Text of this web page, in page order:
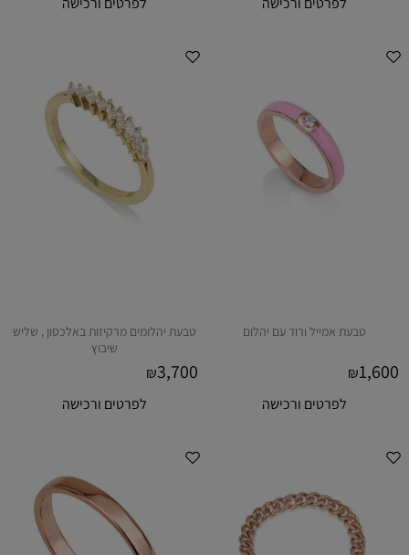
טבעת אמייל ורוד עם יהלום
₪1,600
לפרטים ורכישה
טבעת יהלומים מרקיזות באלכסון , שליש
שיבוץ
₪3,700
לפרטים ורכישה